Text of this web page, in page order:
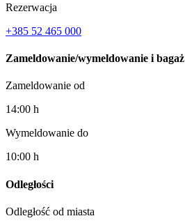
Rezerwacja
+385 52 465 000
Zameldowanie/wymeldowanie i bagaż
Zameldowanie od
14:00 h
Wymeldowanie do
10:00 h
Odległości
Odległość od miasta